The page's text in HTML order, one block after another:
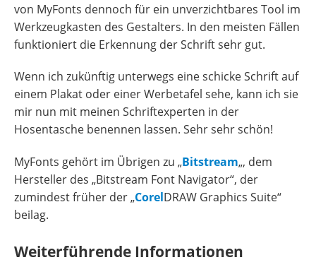
von MyFonts dennoch für ein unverzichtbares Tool im
Werkzeugkasten des Gestalters. In den meisten Fällen
funktioniert die Erkennung der Schrift sehr gut.
Wenn ich zukünftig unterwegs eine schicke Schrift auf
einem Plakat oder einer Werbetafel sehe, kann ich sie
mir nun mit meinen Schriftexperten in der
Hosentasche benennen lassen. Sehr sehr schön!
MyFonts gehört im Übrigen zu „Bitstream„, dem
Hersteller des „Bitstream Font Navigator“, der
zumindest früher der „CorelDRAW Graphics Suite“
beilag.
Weiterführende Informationen